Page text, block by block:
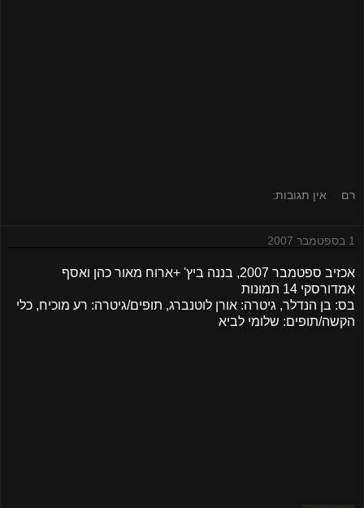
רם אין תגובות:
1 בספטמבר 2007
אכזיב ספטמבר 2007, בננה ביץ' +ארוח מאור כהן ואסף
אמדורסקי 14 תמונות
בס: בן הנדלר, גיטרה: אורן לוטנברג, תופים/גיטרה: רע מוכיח, כלי
הקשה/תופים: שלומי לביא